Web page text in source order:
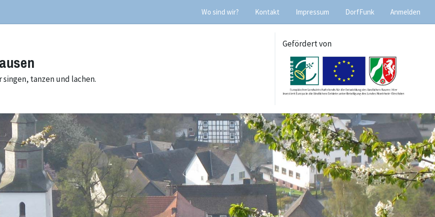
Wo sind wir? Kontakt Impressum DorfFunk Anmelden
tanzen und lachen.
Gefördert von